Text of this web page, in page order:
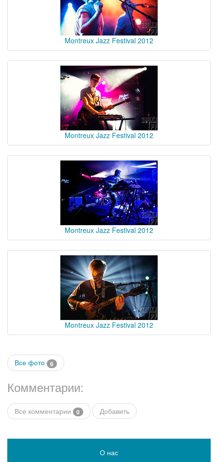
Montreux Jazz Festival 2012
Montreux Jazz Festival 2012
Montreux Jazz Festival 2012
Montreux Jazz Festival 2012
Все фото 6
Комментарии:
Все комментарии 0 Добавить
О нас